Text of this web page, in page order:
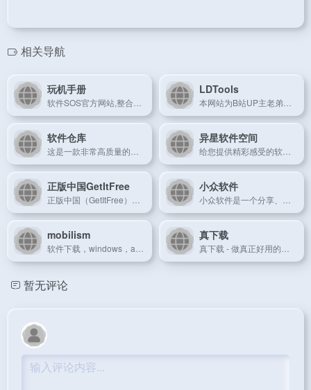
相关导航
玩机手册 LDTools
软件仓库 异星软件空间
正版中国GetItFree 小众软件
mobilism 真下载
暂无评论